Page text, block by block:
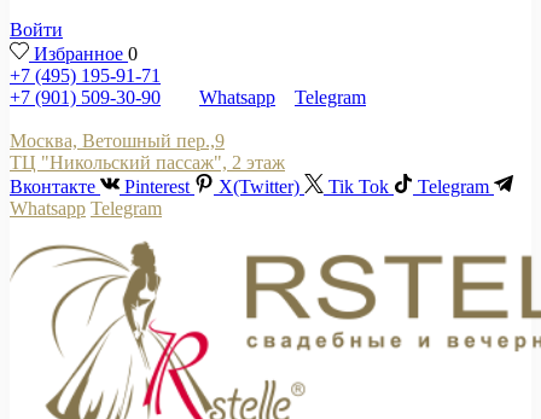
Войти
Избранное 0
+7 (495) 195-91-71
+7 (901) 509-30-90
Whatsapp Telegram
Москва, Ветошный пер.,9
ТЦ "Никольский пассаж", 2 этаж
Вконтакте
Pinterest X(Twitter) Tik Tok
Telegram
Whatsapp Telegram